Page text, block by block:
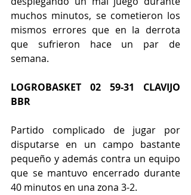
muchos minutos, se cometieron los
mismos errores que en la derrota
que sufrieron hace un par de
semana.
LOGROBASKET 02 59-31 CLAVIJO
BBR
Partido complicado de jugar por
disputarse en un campo bastante
pequeño y además contra un equipo
que se mantuvo encerrado durante
40 minutos en una zona 3-2.